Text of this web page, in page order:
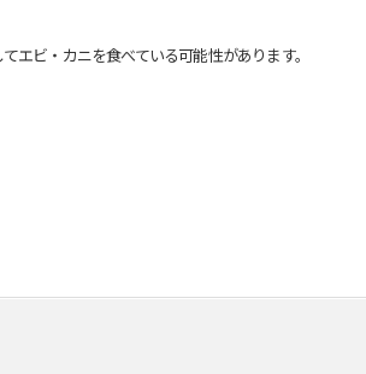
ビ・カニを食べている可能性があります。